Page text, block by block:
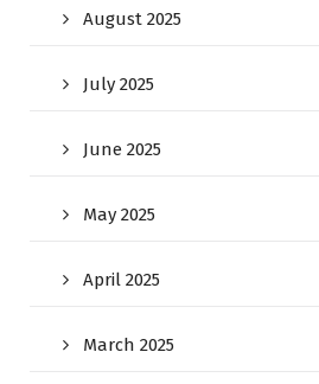
August 2025
July 2025
June 2025
May 2025
April 2025
March 2025